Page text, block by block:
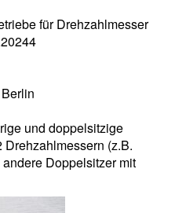
für Drehzahlmesser
und doppelsitzige
(z.B.
Doppelsitzer mit